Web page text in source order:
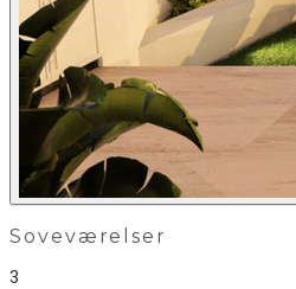
Soveværelser
3